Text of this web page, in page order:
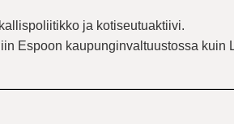
ja kotiseutuaktiivi.
Espoon kaupunginvaltuustossa